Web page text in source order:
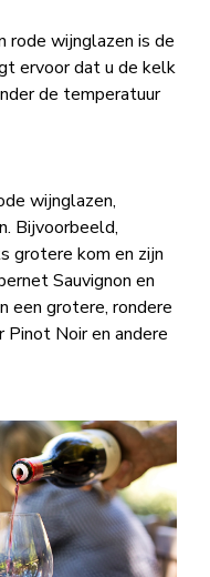
rode wijnglazen is de
ervoor dat u de kelk
de temperatuur
wijnglazen,
Bijvoorbeeld,
grotere kom en zijn
Sauvignon en
een grotere, rondere
Pinot Noir en andere